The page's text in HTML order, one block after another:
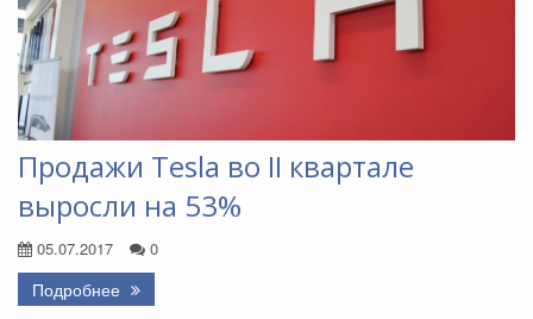
Продажи Tesla во II квартале
выросли на 53%
05.07.2017 0
Подробнее